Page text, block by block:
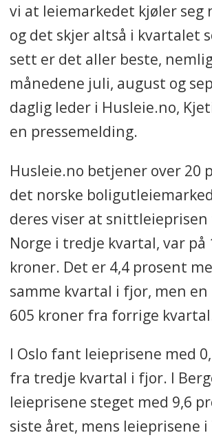
vi at leiemarkedet kjøler seg
og det skjer altså i kvartalet
sett er det aller beste,
månedene juli, august og
daglig leder i Husleie.no,
en pressemelding.
Husleie.no betjener over 20
det norske
deres viser at snittleieprisen
Norge i tredje kvartal, var på
kroner. Det er 4,4 prosent
samme kvartal i fjor, men en
605 kroner fra forrige
I Oslo fant leieprisene med
fra tredje kvartal i fjor. I
leieprisene steget med 9,6
siste året, mens leieprisene